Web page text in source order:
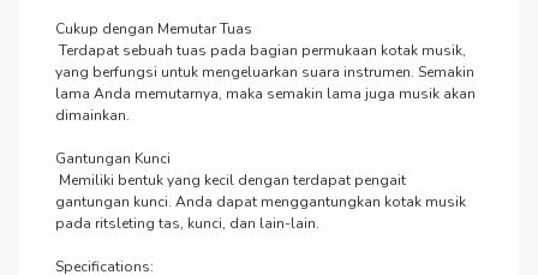
Cukup dengan Memutar Tuas
yang berfungsi untuk mengeluarkan suara instrumen. Semakin
lama Anda memutarnya, maka semakin lama juga musik akan
dimainkan.
Gantungan Kunci
gantungan kunci. Anda dapat menggantungkan kotak musik
pada ritsleting tas, kunci, dan lain-lain.
Specifications: